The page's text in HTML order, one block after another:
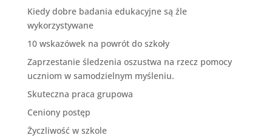
Kiedy dobre badania edukacyjne są źle
wykorzystywane
10 wskazówek na powrót do szkoły
Zaprzestanie śledzenia oszustwa na rzecz pomocy
uczniom w samodzielnym myśleniu.
Skuteczna praca grupowa
Ceniony postęp
Życzliwość w szkole